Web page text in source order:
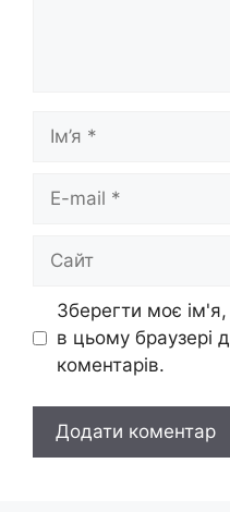
mail
Зберегти моє
в цьому браузері
коментарів.